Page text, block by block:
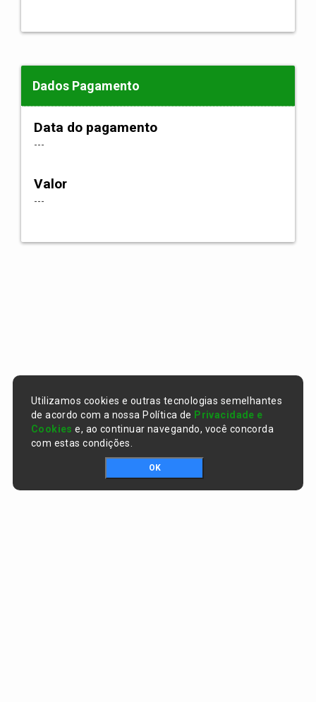
Dados Pagamento
Data do pagamento
---
Valor
---
Utilizamos cookies e outras tecnologias semelhantes
de acordo com a nossa Política de Privacidade e
Cookies e, ao continuar navegando, você concorda
com estas condições.
OK